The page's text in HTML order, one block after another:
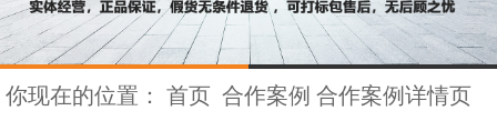
你现在的位置： 首页 合作案例 合作案例详情页